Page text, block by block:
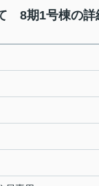
8期1号棟の詳